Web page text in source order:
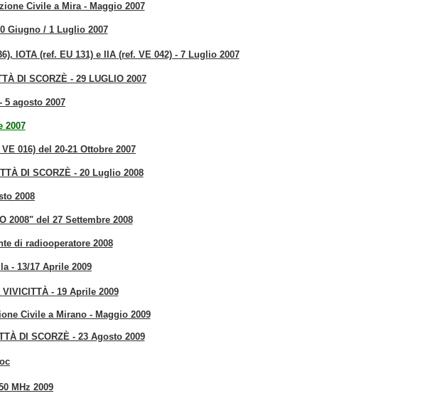
Civile a Mira - Maggio 2007
Giugno / 1 Luglio 2007
IOTA (ref. EU 131) e IIA (ref. VE 042) - 7 Luglio 2007
DI SCORZÈ - 29 LUGLIO 2007
5 agosto 2007
2007
016) del 20-21 Ottobre 2007
DI SCORZÈ - 20 Luglio 2008
2008
2008" del 27 Settembre 2008
di radiooperatore 2008
- 13/17 Aprile 2009
- 19 Aprile 2009
Civile a Mirano - Maggio 2009
DI SCORZÈ - 23 Agosto 2009
MHz 2009